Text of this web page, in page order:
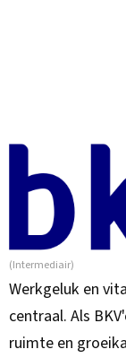
(Intermediair)
Werkgeluk en
centraal. Als
ruimte en